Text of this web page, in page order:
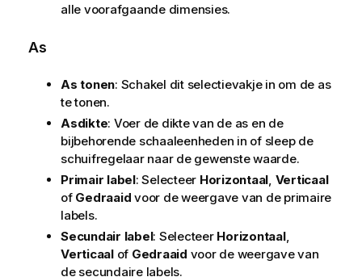
alle voorafgaande dimensies.
As
As tonen: Schakel dit selectievakje in om de as
te tonen.
Asdikte: Voer de dikte van de as en de
bijbehorende schaaleenheden in of sleep de
schuifregelaar naar de gewenste waarde.
Primair label: Selecteer Horizontaal Verticaal
of Gedraaid voor de weergave van de primaire
labels.
Secundair label: Selecteer Horizontaal,
Verticaalof Gedraaid voor de weergave van
de secundaire labels.